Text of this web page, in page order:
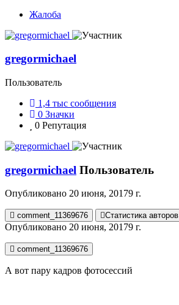
Жалоба
gregormichael
Пользователь
1,4 тыс сообщения
0 Значки
0 Репутация
gregormichael Пользователь
Опубликовано 20 июня, 20179 г.
comment_11369676 Статистика авторов
Опубликовано 20 июня, 20179 г.
comment_11369676
А вот пару кадров фотосессий